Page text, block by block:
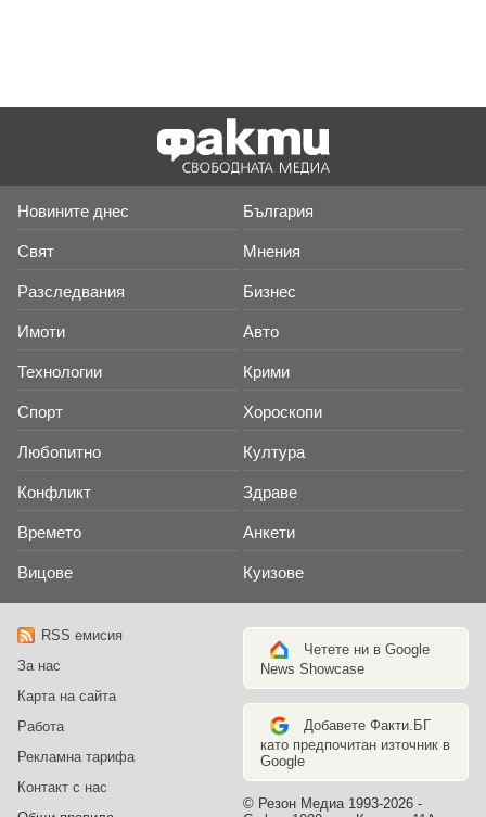
Новините днес България
Свят Мнения
Разследвания Бизнес
Имоти Авто
Технологии Крими
Спорт Хороскопи
Любопитно Култура
Конфликт Здраве
Времето Анкети
Вицове Куизове
RSS емисия
За нас
Карта на сайта
Работа
Рекламна тарифа
Контакт с нас
Четете ни в Google
News Showcase
Добавете Факти.БГ
като предпочитан източник в
Google
© Резон Медиа 1993-2026 -